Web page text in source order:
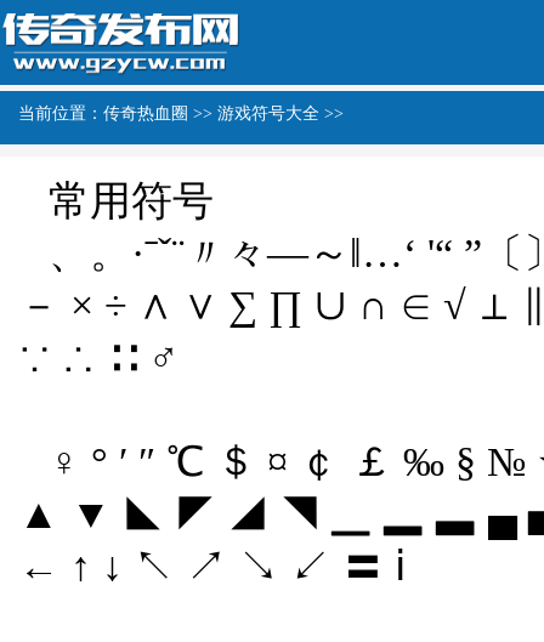
当前位置： 传奇热血圈 >> 游戏符号大全 >>
常用符号
、。·ˉˇ¨〃々—～‖…‘ '“ ”
－ × ÷ ∧ ∨ ∑ ∏ ∪ ∩ ∈ √ ⊥
∵ ∴ ∷ ♂
♀ ° ′ ″ ℃ ＄ ¤ ￠ ￡ ‰
▲ ▼ ◣ ◤ ◢ ◥ ▁ ▂ ▃ ▄
← ↑ ↓ ↖ ↗ ↘ ↙ 〓 ⅰ